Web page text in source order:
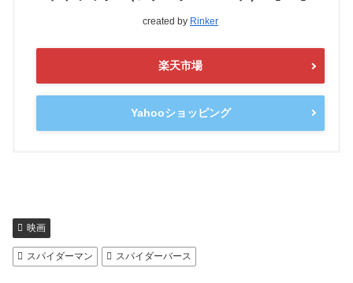
created by Rinker
楽天市場
Yahooショッピング
映画
スパイダーマン スパイダーバース